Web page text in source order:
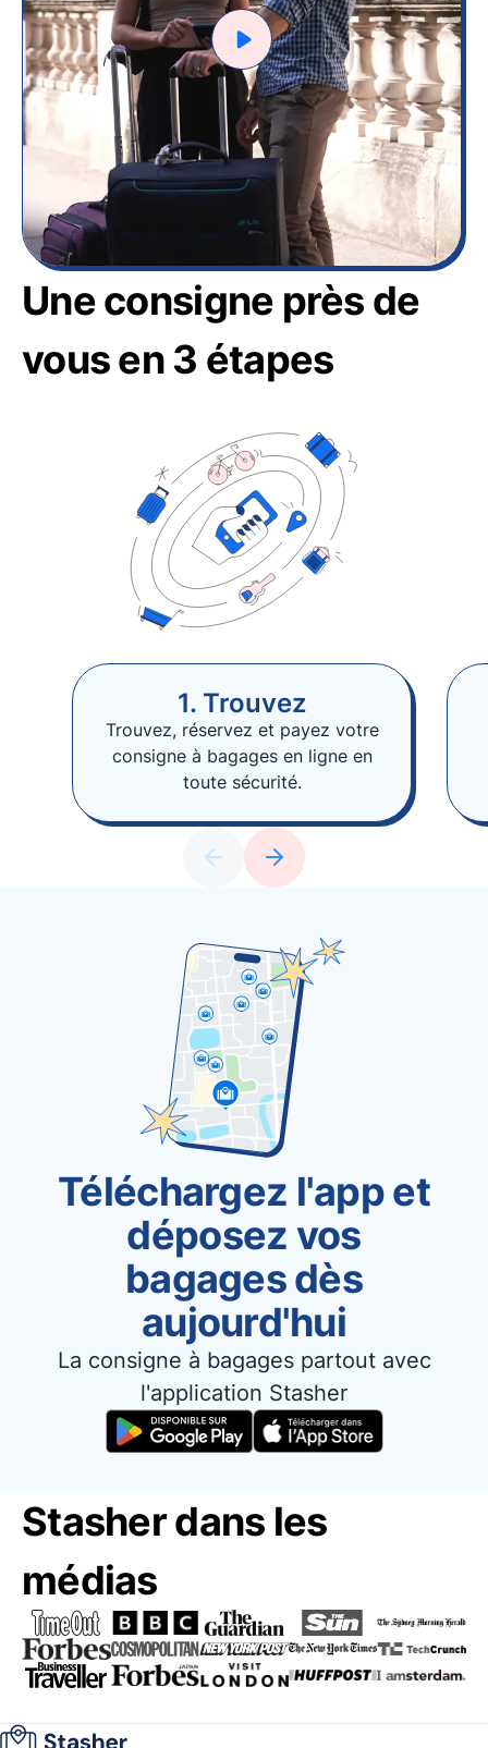
Une consigne près de
vous en 3 étapes
1. Trouvez
Trouvez, réservez et payez votre
consigne à bagages en ligne en
toute sécurité.
Téléchargez l'app et
déposez vos
bagages dès
aujourd'hui
La consigne à bagages partout avec
l'application Stasher
Stasher dans les
médias